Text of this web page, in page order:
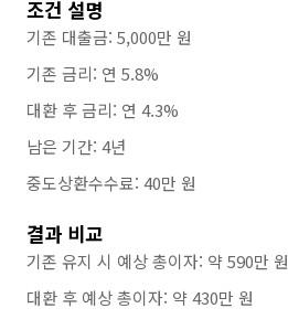
조건 설명
기존 대출금: 5,000만 원
기존 금리: 연 5.8%
대환 후 금리: 연 4.3%
남은 기간: 4년
중도상환수수료: 40만 원
결과 비교
기존 유지 시 예상 총이자: 약 590만 원
대환 후 예상 총이자: 약 430만 원